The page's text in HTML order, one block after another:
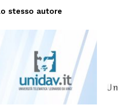
stesso autore